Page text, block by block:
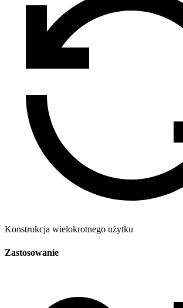
Konstrukcja wielokrotnego użytku
Zastosowanie